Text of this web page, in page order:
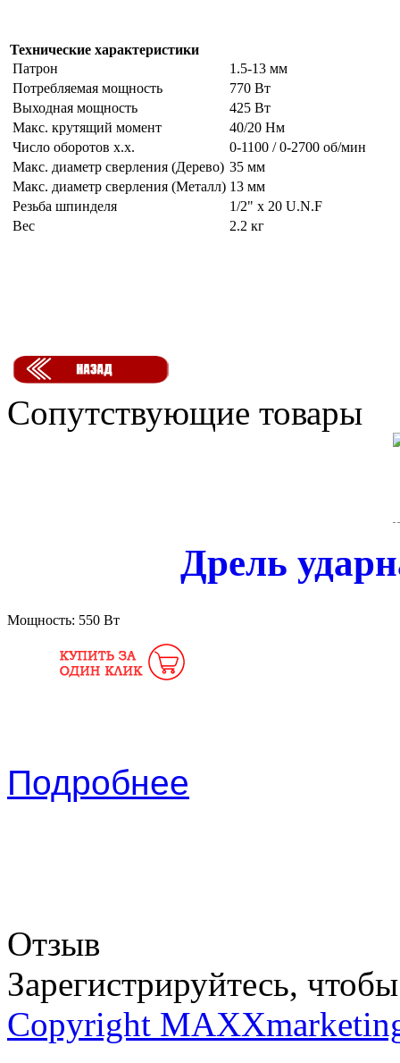
Технические характеристики
Патрон
1.5-13 мм
Потребляемая мощность
770 Вт
Выходная мощность
425 Вт
Макс. крутящий момент
40/20 Нм
Число оборотов х.х.
0-1100 / 0-2700 об/мин
Макс. диаметр сверления (Дерево) 35 мм
Макс. диаметр сверления (Металл) 13 мм
Резьба шпинделя
1/2" x 20 U.N.F
Вес
2.2 кг
Сопутствующие товары
Дрель
Мощность: 550 Вт
Подробнее
Отзыв
Зарегистрируйтесь,
Copyright